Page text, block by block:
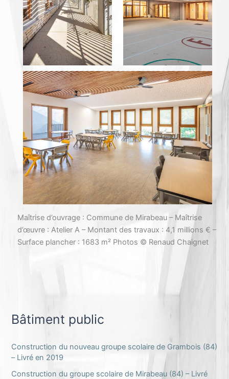
Maîtrise d’ouvrage : Commune de Mirabeau – Maîtrise
d’œuvre : Atelier A – Montant des travaux : 4,1 millions € –
Surface plancher : 1683 m² Photos © Renaud Chaignet
Bâtiment public
Construction du nouveau groupe scolaire de Grambois (84)
– Livré en 2019
Construction du groupe scolaire de Mirabeau (84) – Livré